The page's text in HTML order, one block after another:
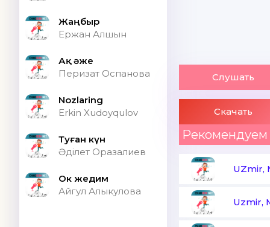
Жаңбыр
Ержан Алшын
Ақ әже
Перизат Оспанова
Nozlaring
Erkin Xudoyqulov
Туған күн
Әділет Оразалиев
Ок жедим
Айгул Алыкулова
Слушать
Скачать
Рекомендуем
UZmir,
Uzmir,